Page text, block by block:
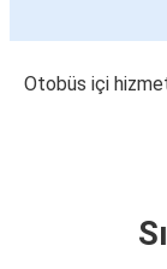
Otobüs içi